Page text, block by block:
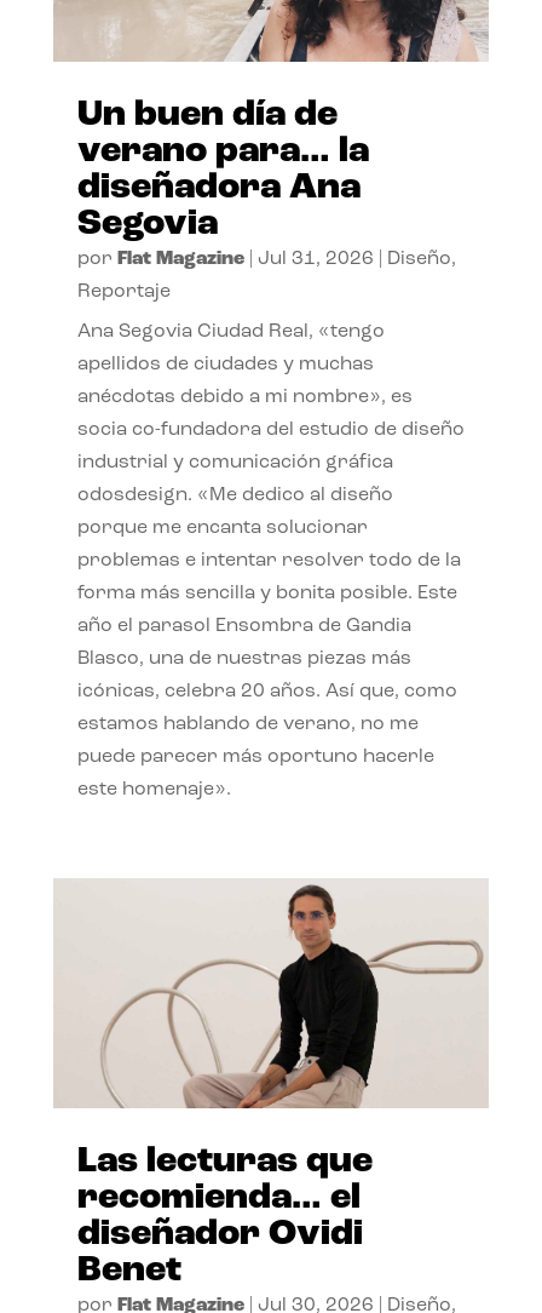
Un buen día de
verano para… la
diseñadora Ana
Segovia
por Flat Magazine| Jul 31, 2026 Diseño,
Reportaje
Ana Segovia Ciudad Real, «tengo
apellidos de ciudades y muchas
anécdotas debido a mi nombre», es
socia co-fundadora del estudio de diseño
industrial y comunicación gráfica
odosdesign. «Me dedico al diseño
porque me encanta solucionar
problemas e intentar resolver todo de la
forma más sencilla y bonita posible. Este
año el parasol Ensombra de Gandia
Blasco, una de nuestras piezas más
icónicas, celebra 20 años. Así que, como
estamos hablando de verano, no me
puede parecer más oportuno hacerle
este homenaje».
Las lecturas que
recomienda… el
diseñador Ovidi
Benet
por Flat Magazine| Jul 30, 2026 Diseño,